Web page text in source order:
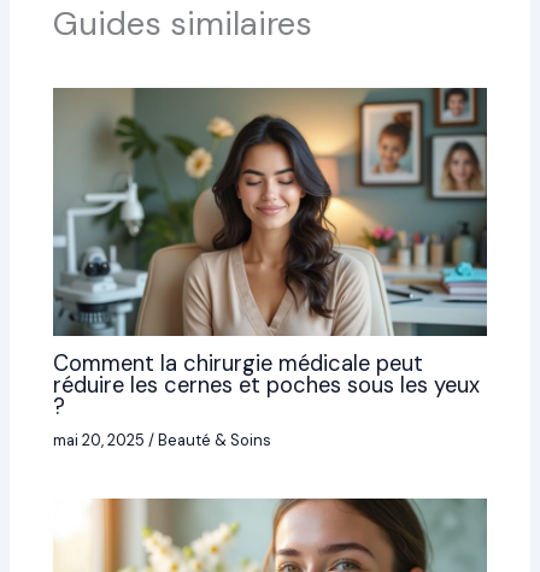
Guides similaires
Comment la chirurgie médicale peut
réduire les cernes et poches sous les yeux
?
mai 20, 2025/Beauté & Soins